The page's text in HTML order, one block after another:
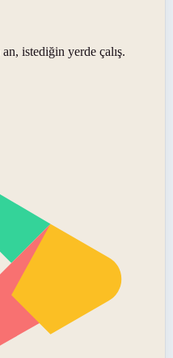
istediğin yerde çalış.